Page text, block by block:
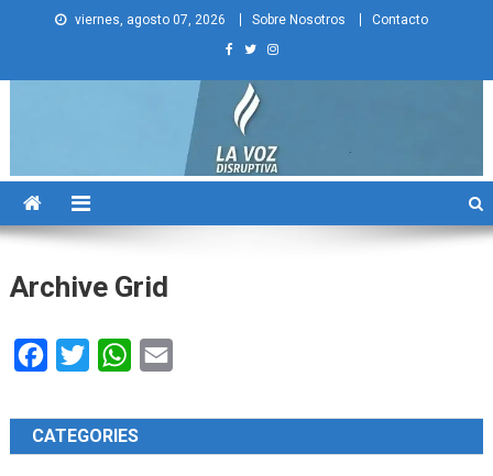
viernes, agosto 07, 2026 Sobre Nosotros Contacto
La Voz Disruptiva
Archive Grid
Facebook
Twitter WhatsApp
CATEGORIES